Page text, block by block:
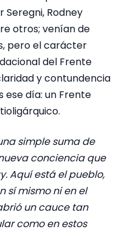
Rodney
otros; venían de
pero el carácter
del Frente
y contundencia
ese día: un Frente
simple suma de
conciencia que
Aquí está el pueblo,
sí mismo ni en el
un cauce tan
como en estos